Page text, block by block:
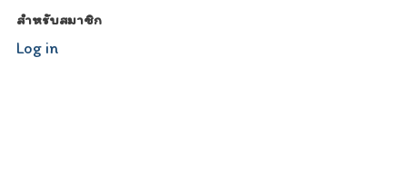
สำหรับสมาชิก
Log in